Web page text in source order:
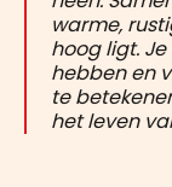
warme,
hoog ligt.
hebben en
te
het leven